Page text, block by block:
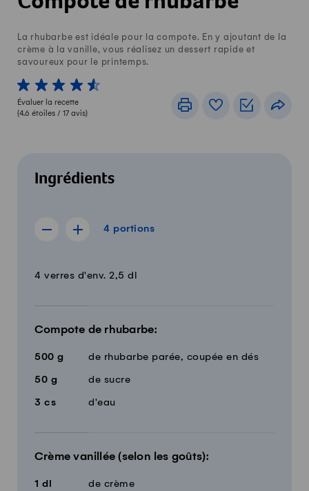
La rhubarbe est idéale pour la compote. En y ajoutant de la
crème à la vanille, vous réalisez un dessert rapide et
savoureux pour le printemps.
1 von 5 étoiles
2 von 5 étoiles
3 von 5 étoiles
4 von 5 étoiles
5 von 5 étoiles
Évaluer la recette
(4.6 étoiles / 17 avis)
ImprimerLivre de recettes
Listes de
Ingrédients
4 portions
Afficher la recette de 3 portions
Afficher la recette de 5 portions
4 portions
Quantité Ingrédients
4 verres d'env. 2,5 dl
Compote de rhubarbe:
500 g de rhubarbe parée, coupée en dés
50 g de sucre
3 cs d'eau
Crème vanillée (selon les goûts):
1 dl de crème